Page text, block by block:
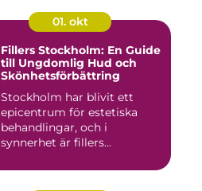
01. okt
Fillers Stockholm: En Guide
till Ungdomlig Hud och
Skönhetsförbättring
Stockholm har blivit ett
epicentrum för estetiska
behandlingar, och i
synnerhet är fillers...